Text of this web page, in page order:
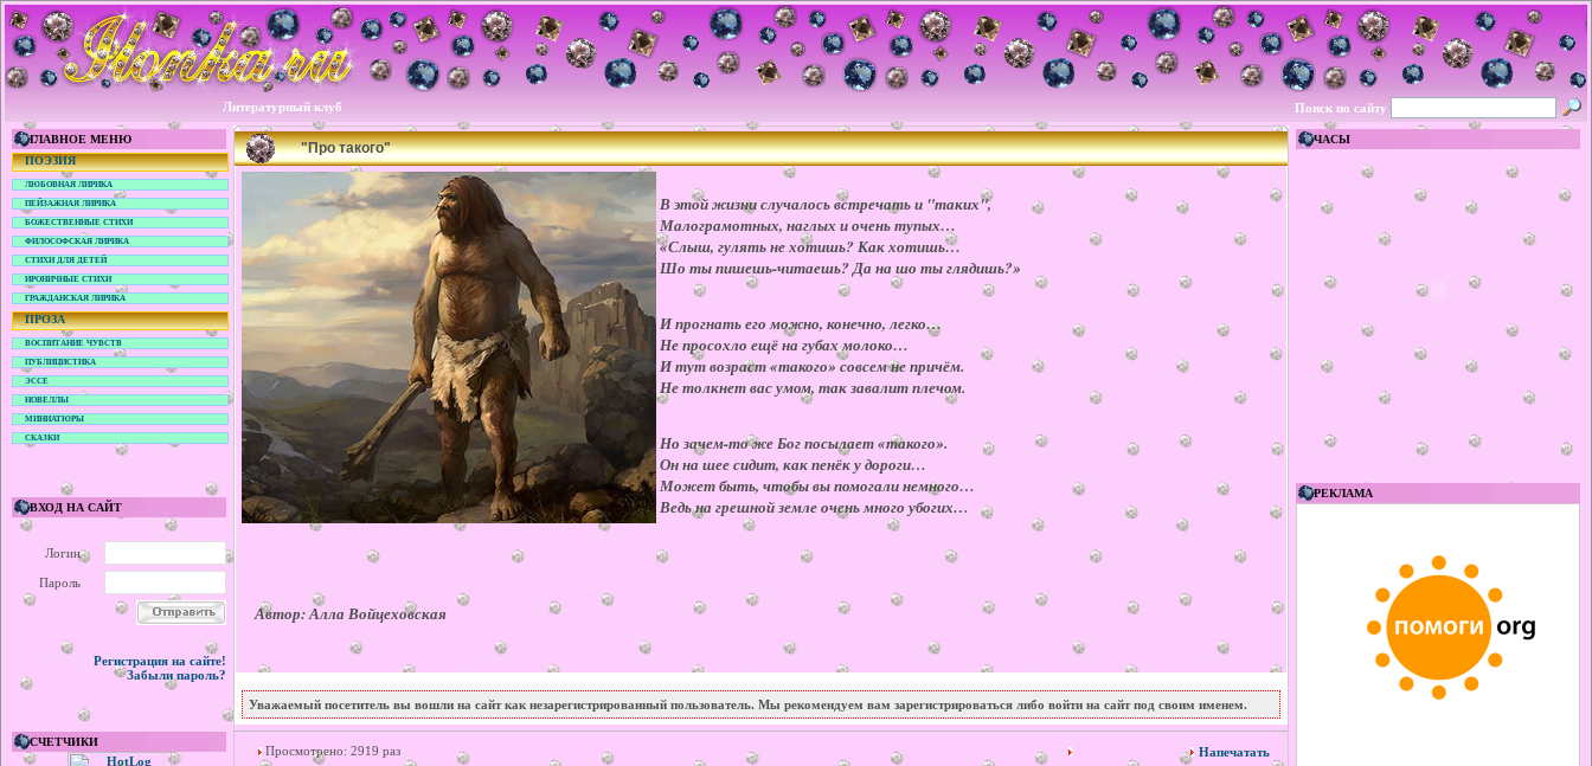
Литературный клуб Поиск по сайту
ГЛАВНОЕ МЕНЮ
ПОЭЗИЯ
ЛЮБОВНАЯ ЛИРИКА
ПЕЙЗАЖНАЯ ЛИРИКА
БОЖЕСТВЕННЫЕ СТИХИ
ФИЛОСОФСКАЯ ЛИРИКА
СТИХИ ДЛЯ ДЕТЕЙ
ИРОНИЧНЫЕ СТИХИ
ГРАЖДАНСКАЯ ЛИРИКА
ПРОЗА
ВОСПИТАНИЕ ЧУВСТВ
ПУБЛИЦИСТИКА
ЭССЕ
НОВЕЛЛЫ
МИНИАТЮРЫ
СКАЗКИ
ВХОД НА САЙТ
Логин
Пароль
Регистрация на сайте!
Забыли пароль?
СЧЕТЧИКИ
"Про такого"
В этой жизни случалось встречать и "таких",
Малограмотных, наглых и очень тупых…
«Слыш, гулять не хотишь? Как хотишь…
Шо ты пишешь-читаешь? Да на шо ты глядишь?»
И прогнать его можно, конечно, легко…
Не просохло ещё на губах молоко…
И тут возраст «такого» совсем не причём.
Не толкнет вас умом, так завалит плечом.
Но зачем-то же Бог посылает «такого».
Он на шее сидит, как пенёк у дороги…
Может быть, чтобы вы помогали немного…
Ведь на грешной земле очень много убогих…
Автор: Алла Войцеховская
Уважаемый посетитель вы вошли на сайт как незарегистрированный пользователь. Мы рекомендуем вам зарегистрироваться либо войти на сайт под своим именем.
Просмотрено: 2919 раз 8 июня 2010 Напечатать
ЧАСЫ
РЕКЛАМА